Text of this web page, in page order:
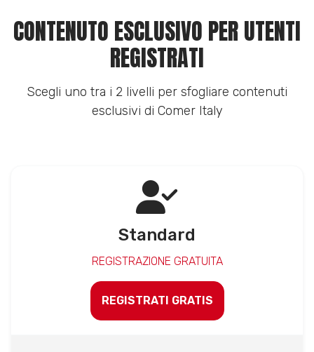
CONTENUTO ESCLUSIVO PER UTENTI
REGISTRATI
Scegli uno tra i 2 livelli per sfogliare contenuti
esclusivi di Comer Italy
Standard
REGISTRAZIONE GRATUITA
REGISTRATI GRATIS